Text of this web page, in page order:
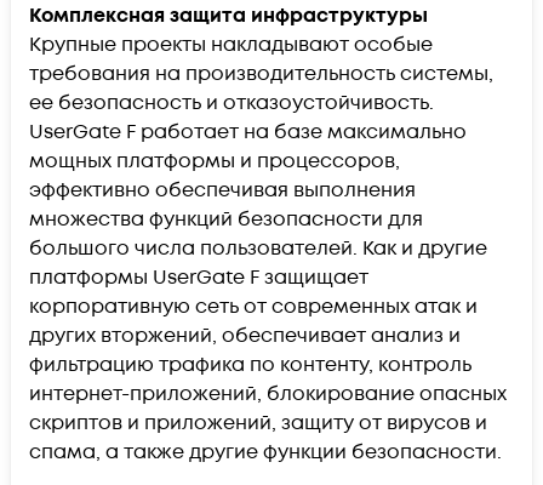
Комплексная защита инфраструктуры
Крупные проекты накладывают особые
требования на производительность системы,
ее безопасность и отказоустойчивость.
UserGate F работает на базе максимально
мощных платформы и процессоров,
эффективно обеспечивая выполнения
множества функций безопасности для
большого числа пользователей. Как и другие
платформы UserGate F защищает
корпоративную сеть от современных атак и
других вторжений, обеспечивает анализ и
фильтрацию трафика по контенту, контроль
интернет-приложений, блокирование опасных
скриптов и приложений, защиту от вирусов и
спама, а также другие функции безопасности.